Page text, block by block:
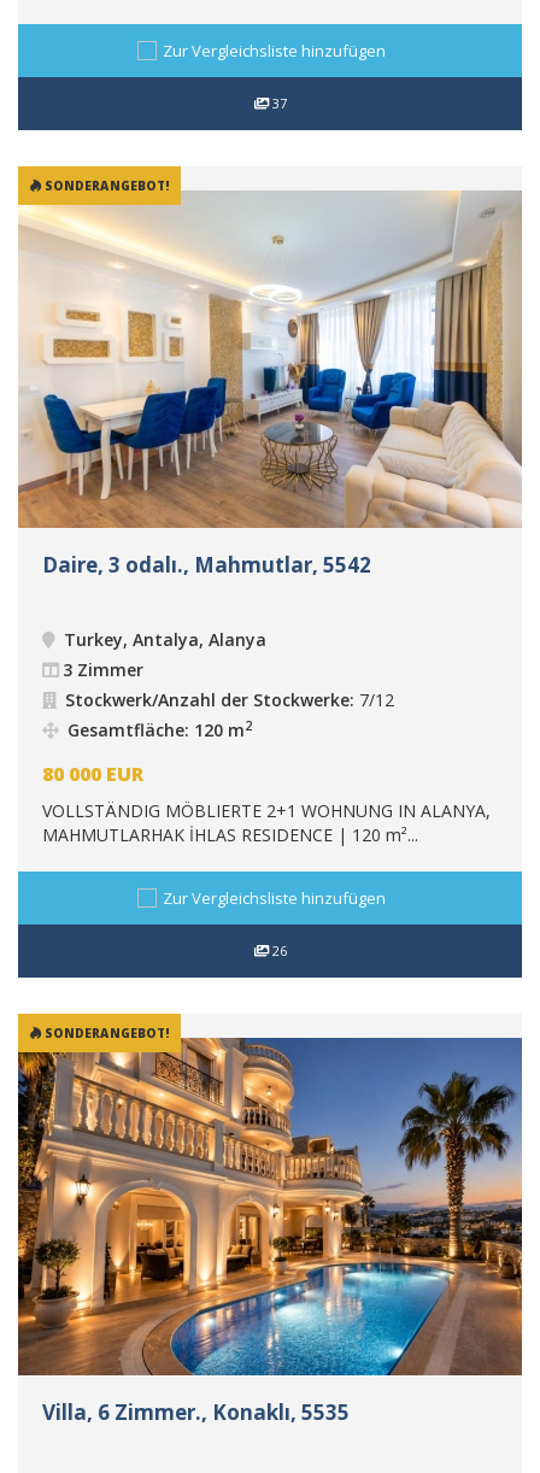
Zur Vergleichsliste hinzufügen
37
SONDERANGEBOT!
Daire, 3 odalı., Mahmutlar, 5542
Turkey, Antalya, Alanya
3 Zimmer
Stockwerk/Anzahl der Stockwerke: 7/12
Gesamtfläche: 120 m2
80 000 EUR
VOLLSTÄNDIG MÖBLIERTE 2+1 WOHNUNG IN ALANYA,
MAHMUTLARHAK İHLAS RESIDENCE | 120 m²...
Zur Vergleichsliste hinzufügen
26
SONDERANGEBOT!
Villa, 6 Zimmer., Konaklı, 5535